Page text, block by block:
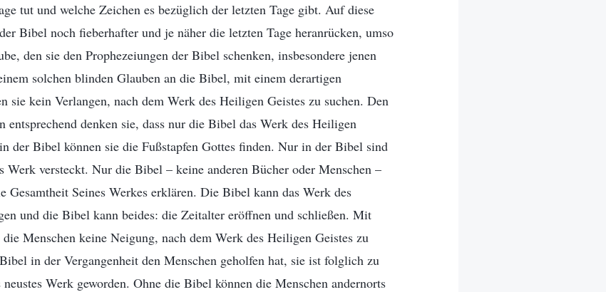
tut und welche Zeichen es bezüglich der letzten Tage gibt. Auf diese
Bibel noch fieberhafter und je näher die letzten Tage heranrücken, umso
den sie den Prophezeiungen der Bibel schenken, insbesondere jenen
solchen blinden Glauben an die Bibel, mit einem derartigen
sie kein Verlangen, nach dem Werk des Heiligen Geistes zu suchen. Den
entsprechend denken sie, dass nur die Bibel das Werk des Heiligen
der Bibel können sie die Fußstapfen Gottes finden. Nur in der Bibel sind
Werk versteckt. Nur die Bibel – keine anderen Bücher oder Menschen –
Gesamtheit Seines Werkes erklären. Die Bibel kann das Werk des
und die Bibel kann beides: die Zeitalter eröffnen und schließen. Mit
die Menschen keine Neigung, nach dem Werk des Heiligen Geistes zu
in der Vergangenheit den Menschen geholfen hat, sie ist folglich zu
Werk geworden. Ohne die Bibel können die Menschen andernorts